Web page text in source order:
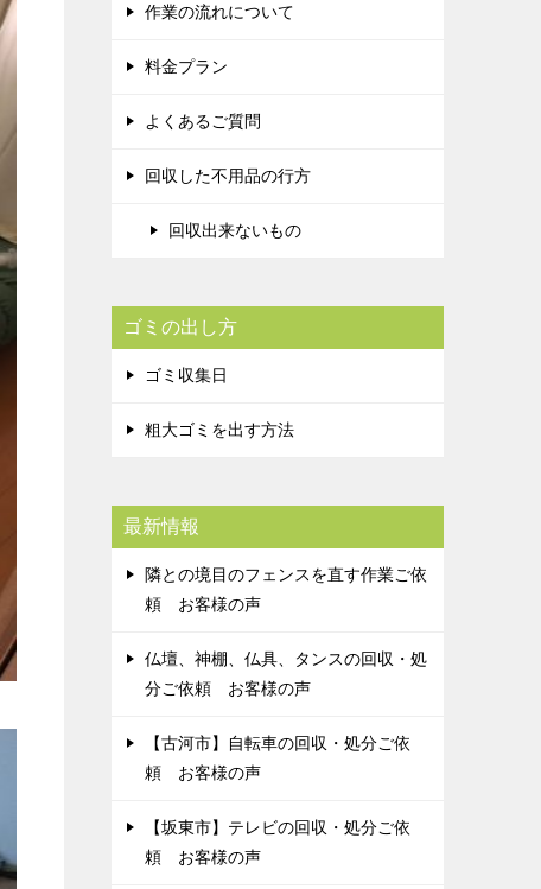
作業の流れについて
料金プラン
よくあるご質問
回収した不用品の行方
回収出来ないもの
ゴミの出し方
ゴミ収集日
粗大ゴミを出す方法
最新情報
隣との境目のフェンスを直す作業ご依
頼 お客様の声
仏壇、神棚、仏具、タンスの回収・処
分ご依頼 お客様の声
【古河市】自転車の回収・処分ご依
頼 お客様の声
【坂東市】テレビの回収・処分ご依
頼 お客様の声